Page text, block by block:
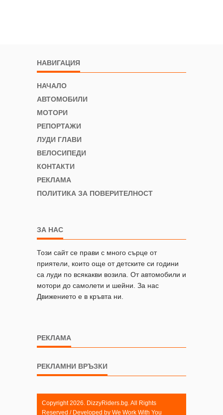
НАВИГАЦИЯ
НАЧАЛО
АВТОМОБИЛИ
МОТОРИ
РЕПОРТАЖИ
ЛУДИ ГЛАВИ
ВЕЛОСИПЕДИ
КОНТАКТИ
РЕКЛАМА
ПОЛИТИКА ЗА ПОВЕРИТЕЛНОСТ
ЗА НАС
Този сайт се прави с много сърце от
приятели, които още от детските си години
са луди по всякакви возила. От автомобили и
мотори до самолети и шейни. За нас
Движението е в кръвта ни.
РЕКЛАМА
РЕКЛАМНИ ВРЪЗКИ
Copyright 2026. DizzyRiders.bg. All Rights
Reserved / Developed by We Work With You